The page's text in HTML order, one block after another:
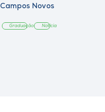
Campos Novos
Graduação Notícia